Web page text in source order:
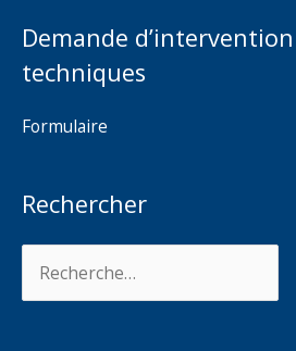
Demande
techniques
Formulaire
Rechercher